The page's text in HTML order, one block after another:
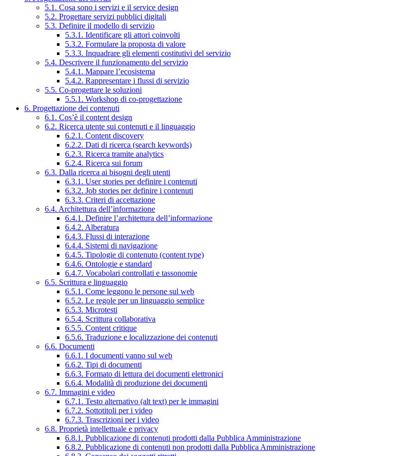
5.1. Cosa sono i servizi e il service design
5.2. Progettare servizi pubblici digitali
5.3. Definire il modello di servizio
5.3.1. Identificare gli attori coinvolti
5.3.2. Formulare la proposta di valore
5.3.3. Inquadrare gli elementi costitutivi del servizio
5.4. Descrivere il funzionamento del servizio
5.4.1. Mappare l’ecosistema
5.4.2. Rappresentare i flussi di servizio
5.5. Co-progettare le soluzioni
5.5.1. Workshop di co-progettazione
6. Progettazione dei contenuti
6.1. Cos’è il content design
6.2. Ricerca utente sui contenuti e il linguaggio
6.2.1. Content discovery
6.2.2. Dati di ricerca (search keywords)
6.2.3. Ricerca tramite analytics
6.2.4. Ricerca sui forum
6.3. Dalla ricerca ai bisogni degli utenti
6.3.1. User stories per definire i contenuti
6.3.2. Job stories per definire i contenuti
6.3.3. Criteri di accettazione
6.4. Architettura dell’informazione
6.4.1. Definire l’architettura dell’informazione
6.4.2. Alberatura
6.4.3. Flussi di interazione
6.4.4. Sistemi di navigazione
6.4.5. Tipologie di contenuto (content type)
6.4.6. Ontologie e standard
6.4.7. Vocabolari controllati e tassonomie
6.5. Scrittura e linguaggio
6.5.1. Come leggono le persone sul web
6.5.2. Le regole per un linguaggio semplice
6.5.3. Microtesti
6.5.4. Scrittura collaborativa
6.5.5. Content critique
6.5.6. Traduzione e localizzazione dei contenuti
6.6. Documenti
6.6.1. I documenti vanno sul web
6.6.2. Tipi di documenti
6.6.3. Formato di lettura dei documenti elettronici
6.6.4. Modalità di produzione dei documenti
6.7. Immagini e video
6.7.1. Testo alternativo (alt text) per le immagini
6.7.2. Sottotitoli per i video
6.7.3. Trascrizioni per i video
6.8. Proprietà intellettuale e privacy
6.8.1. Pubblicazione di contenuti prodotti dalla Pubblica Amministrazione
6.8.2. Pubblicazione di contenuti non prodotti dalla Pubblica Amministrazione